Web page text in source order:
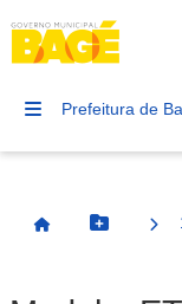
Prefeitura de
Página Inicial
Botão